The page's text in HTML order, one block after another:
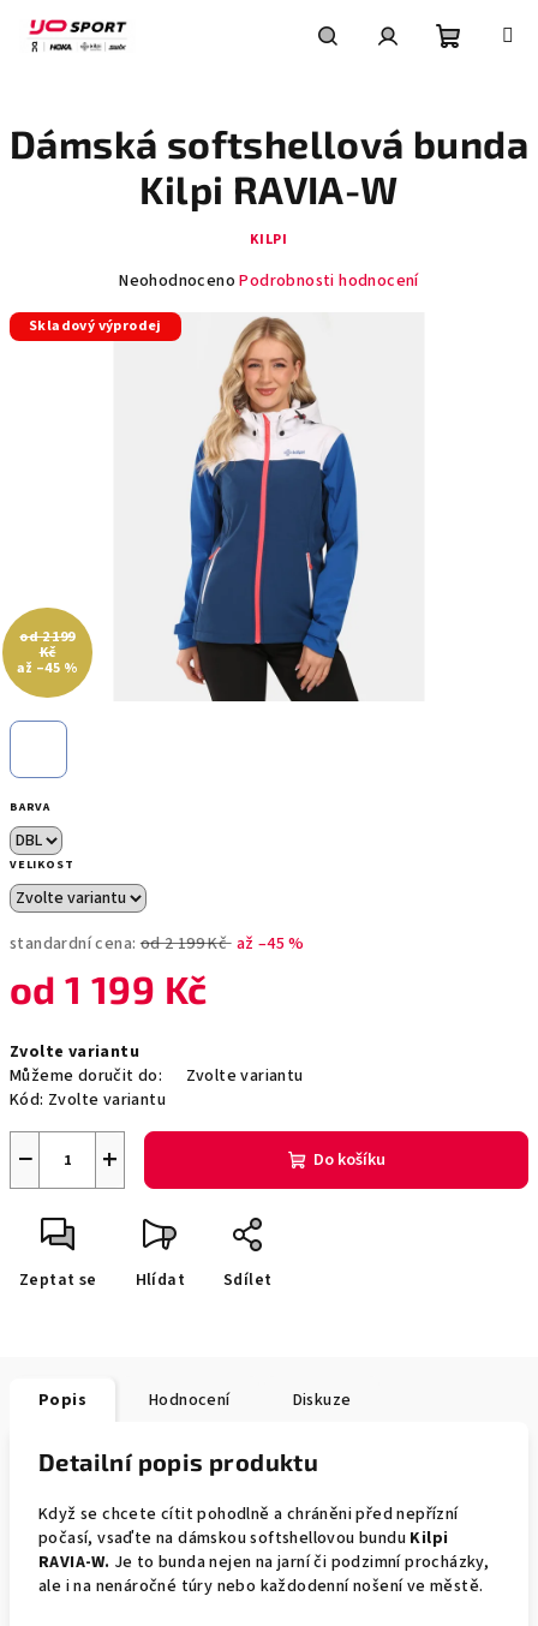
obsah
košík
BARVA
VELIKOST
standardní cena: od 2 199 Kč až –45 %
od1 199 Kč
cena:
Zvolte variantu
Můžeme doručit do:
Zvolte variantu
Kód: Zvolte variantu
+
− Do košíku
Zeptat se Hlídat Sdílet
Dámská softshellová bunda
Kilpi RAVIA-W
KILPI
Průměrné
produktu
hvězdiček.
Neohodnoceno Podrobnosti hodnocení
Skladový výprodej
od 2 199
Kč
až –45 %
Popis Hodnocení Diskuze
Detailní popis produktu
Když se chcete cítit pohodlně a chráněni před nepřízní
počasí, vsaďte na dámskou softshellovou bundu Kilpi
RAVIA-W. Je to bunda nejen na jarní či podzimní procházky,
ale i na nenáročné túry nebo každodenní nošení ve městě.